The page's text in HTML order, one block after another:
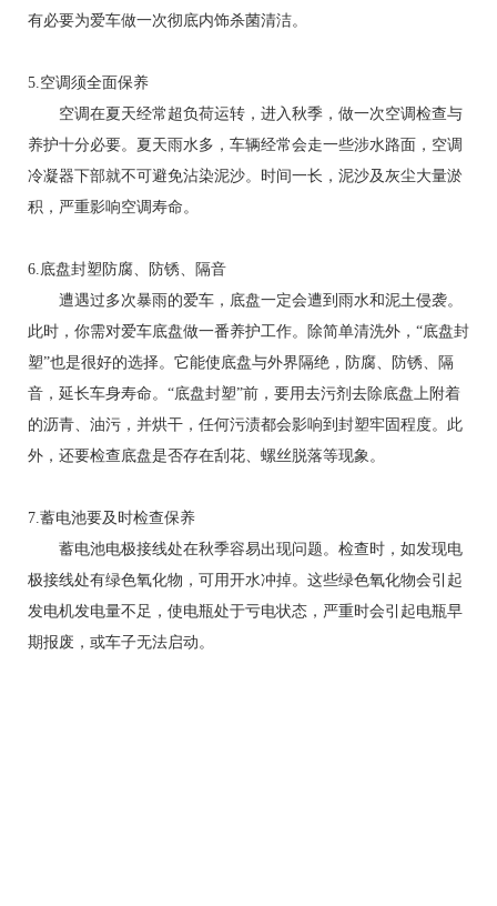
有必要为爱车做一次彻底内饰杀菌清洁。
5.空调须全面保养
空调在夏天经常超负荷运转，进入秋季，做一次空调检查与
养护十分必要。夏天雨水多，车辆经常会走一些涉水路面，空调
冷凝器下部就不可避免沾染泥沙。时间一长，泥沙及灰尘大量淤
积，严重影响空调寿命。
6.底盘封塑防腐、防锈、隔音
遭遇过多次暴雨的爱车，底盘一定会遭到雨水和泥土侵袭。
此时，你需对爱车底盘做一番养护工作。除简单清洗外，“底盘封
塑”也是很好的选择。它能使底盘与外界隔绝，防腐、防锈、隔
音，延长车身寿命。“底盘封塑”前，要用去污剂去除底盘上附着
的沥青、油污，并烘干，任何污渍都会影响到封塑牢固程度。此
外，还要检查底盘是否存在刮花、螺丝脱落等现象。
7.蓄电池要及时检查保养
蓄电池电极接线处在秋季容易出现问题。检查时，如发现电
极接线处有绿色氧化物，可用开水冲掉。这些绿色氧化物会引起
发电机发电量不足，使电瓶处于亏电状态，严重时会引起电瓶早
期报废，或车子无法启动。